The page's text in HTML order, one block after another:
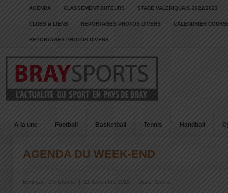
AGENDA CLASSEMENT BUTEURS STADE VALERIQUAIS 2022/2023
CLUBS & LIENS REPORTAGES PHOTOS DIVERS CALENDRIER
REPORTAGES PHOTOS DIVERS
A la une Football Basketball Tennis Handball
AGENDA DU WEEK-END
Écrit par : Christophe 11 décembre 2018 Dans : Sports